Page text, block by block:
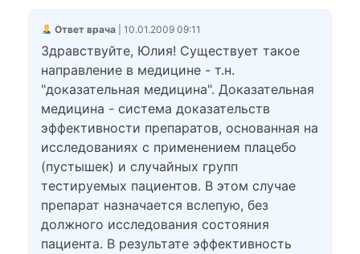
Ответ врача| 10.01.2009 09:11
Здравствуйте, Юлия! Существует такое
направление в медицине - т.н.
"доказательная медицина". Доказательная
медицина - система доказательств
эффективности препаратов, основанная на
исследованиях с применением плацебо
(пустышек) и случайных групп
тестируемых пациентов. В этом случае
препарат назначается вслепую, без
должного исследования состояния
пациента. В результате эффективность